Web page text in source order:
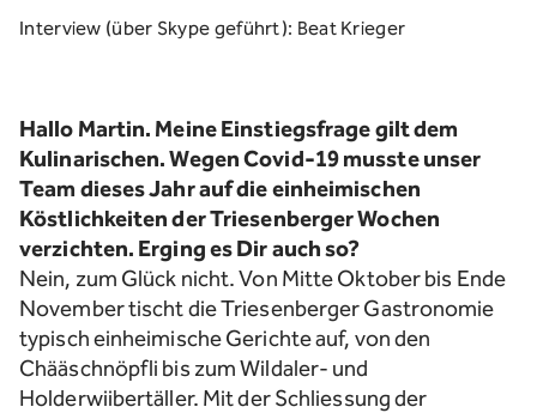
Interview (über Skype geführt): Beat Krieger
Hallo Martin. Meine Einstiegsfrage gilt dem
Kulinarischen. Wegen Covid-19 musste unser
Team dieses Jahr auf die einheimischen
Köstlichkeiten der Triesenberger Wochen
verzichten. Erging es Dir auch so?
Nein, zum Glück nicht. Von Mitte Oktober bis Ende
November tischt die Triesenberger Gastronomie
typisch einheimische Gerichte auf, von den
Chääschnöpfli bis zum Wildaler- und
Holderwiibertäller. Mit der Schliessung der